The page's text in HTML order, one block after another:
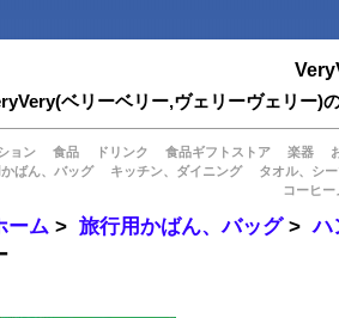
ベリーベリー,ヴェリーヴェリー)
ョン 食品 ドリンク 食品ギフトストア 楽器
ばん、バッグ キッチン、ダイニング
タオル、シ
コーヒ
ーム >旅行用かばん、バッグ>ハ